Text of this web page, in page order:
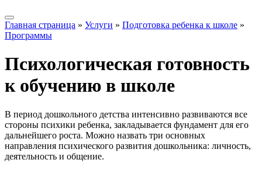
Главная страница » Услуги » Подготовка ребенка к школе »
Программы
Психологическая готовность
к обучению в школе
В период дошкольного детства интенсивно развиваются все
стороны психики ребенка, закладывается фундамент для его
дальнейшего роста. Можно назвать три основных
направления психического развития дошкольника: личность,
деятельность и общение.